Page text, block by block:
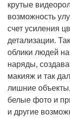
крутые
возможность
счет усиления
детализации.
облики людей
наряды,
макияж и так
лишние
белые фото и
и другие